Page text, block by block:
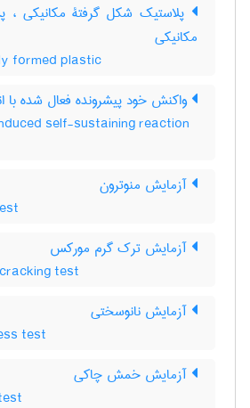
پلاستیک شکل گرفتۀ مکانیکی ،
مکانیکی
formed plastic
واکنش خود پیشرونده فعال شده با
self-sustaining reaction
آزمایش منوترون
آزمایش ترک گرم مورکس
test
آزمایش نانوسختی
test
آزمایش خمش چاکی